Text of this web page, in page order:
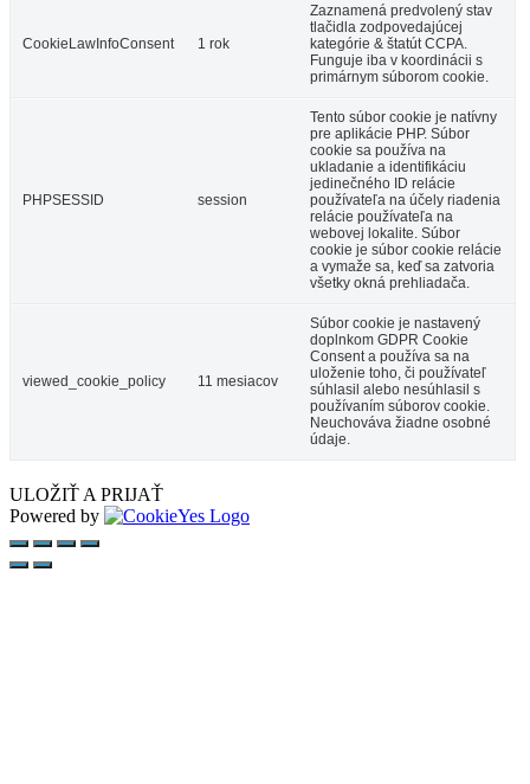
CookieLawInfoConsent 1 rok
Zaznamená predvolený stav
tlačidla zodpovedajúcej
kategórie & štatút CCPA.
Funguje iba v koordinácii s
primárnym súborom cookie.
PHPSESSID session
Tento súbor cookie je natívny
pre aplikácie PHP. Súbor
cookie sa používa na
ukladanie a identifikáciu
jedinečného ID relácie
používateľa na účely riadenia
relácie používateľa na
webovej lokalite. Súbor
cookie je súbor cookie relácie
a vymaže sa, keď sa zatvoria
všetky okná prehliadača.
viewed_cookie_policy 11 mesiacov
Súbor cookie je nastavený
doplnkom GDPR Cookie
Consent a používa sa na
uloženie toho, či používateľ
súhlasil alebo nesúhlasil s
používaním súborov cookie.
Neuchováva žiadne osobné
údaje.
ULOŽIŤ A PRIJAŤ
Powered by